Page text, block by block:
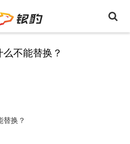
不能替换？
换？